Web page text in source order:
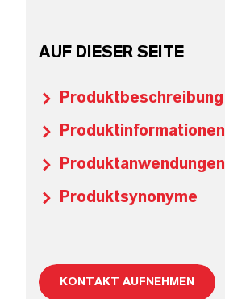
AUF DIESER SEITE
Produktbeschreibung
Produktinformationen
Produktanwendungen
Produktsynonyme
KONTAKT AUFNEHMEN